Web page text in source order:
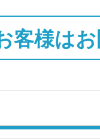
客様は